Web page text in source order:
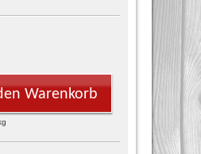
Warenkorb